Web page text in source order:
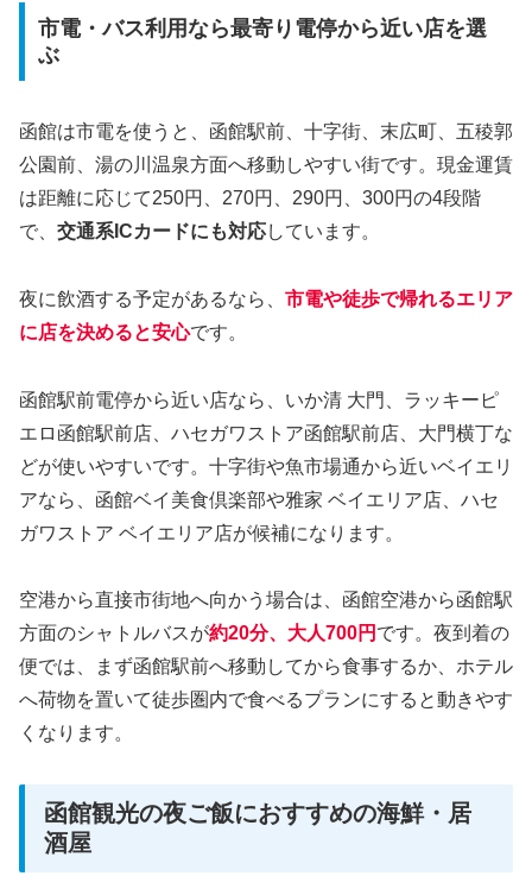
市電・バス利用なら最寄り電停から近い店を選
ぶ
函館は市電を使うと、函館駅前、十字街、末広町、五稜郭
公園前、湯の川温泉方面へ移動しやすい街です。現金運賃
は距離に応じて250円、270円、290円、300円の4段階
で、 交通系ICカードにも対応しています。
夜に飲酒する予定があるなら、 市電や徒歩で帰れるエリア
に店を決めると安心です。
函館駅前電停から近い店なら、いか清 大門、ラッキーピ
エロ函館駅前店、ハセガワストア函館駅前店、大門横丁な
どが使いやすいです。十字街や魚市場通から近いベイエリ
アなら、函館ベイ美食倶楽部や雅家 ベイエリア店、ハセ
ガワストア ベイエリア店が候補になります。
空港から直接市街地へ向かう場合は、函館空港から函館駅
方面のシャトルバスが約20分、大人700円 です。夜到着の
便では、まず函館駅前へ移動してから食事するか、ホテル
へ荷物を置いて徒歩圏内で食べるプランにすると動きやす
くなります。
函館観光の夜ご飯におすすめの海鮮・居
酒屋